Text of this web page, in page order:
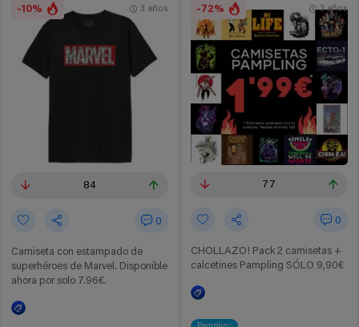
-10%
84
0
Camiseta con estampado de
superhéroes de Marvel. Disponible
ahora por solo 7.96€.
3 años -72%
77
0
CHOLLAZO! Pack 2 camisetas +
calcetines Pampling SÓLO 9,90€
3 años